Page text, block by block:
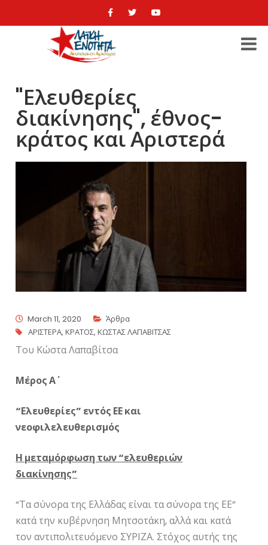
"Ελευθερίες
διακίνησης", έθνος-
κράτος και Αριστερά
March 11, 2020
Άρθρα
ΑΡΙΣΤΕΡΑ,ΚΡΑΤΟΣ,ΚΩΣΤΑΣ ΛΑΠΑΒΙΤΣΑΣ
Του Κώστα Λαπαβίτσα
Μέρος Α΄
“Ελευθερίες” εντός ΕΕ και
νεοφιλελευθερισμός
Η μεταμόρφωση των “ελευθεριών
διακίνησης”
“Τα σύνορα της Ελλάδας είναι τα σύνορα της ΕΕ”
κατά την κυβέρνηση Μητσοτάκη, αλλά και κατά
τον αντιπολιτευόμενο ΣΥΡΙΖΑ. Στόχος αυτής της